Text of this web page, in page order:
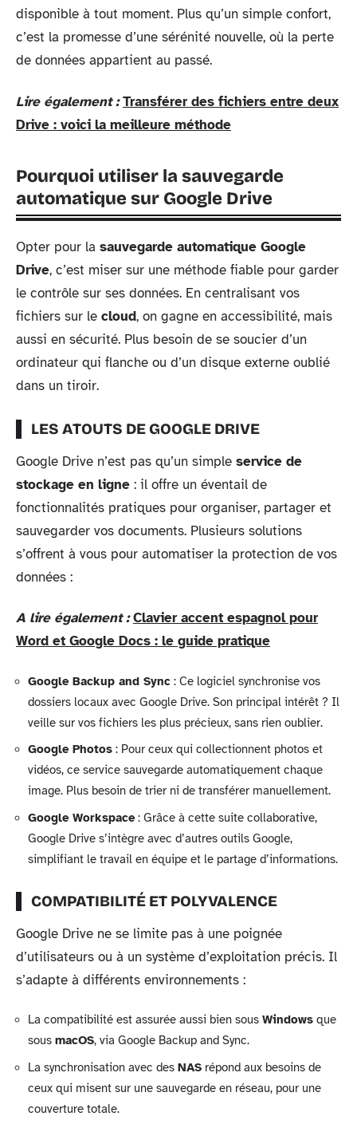
disponible à tout moment. Plus qu’un simple confort,
c’est la promesse d’une sérénité nouvelle, où la perte
de données appartient au passé.
Lire également : Transférer des fichiers entre deux
Drive : voici la meilleure méthode
Pourquoi utiliser la sauvegarde
automatique sur Google Drive
Opter pour la sauvegarde automatique Google
Drive, c’est miser sur une méthode fiable pour garder
le contrôle sur ses données. En centralisant vos
fichiers sur le cloud, on gagne en accessibilité, mais
aussi en sécurité. Plus besoin de se soucier d’un
ordinateur qui flanche ou d’un disque externe oublié
dans un tiroir.
LES ATOUTS DE GOOGLE DRIVE
Google Drive n’est pas qu’un simple service de
stockage en ligne : il offre un éventail de
fonctionnalités pratiques pour organiser, partager et
sauvegarder vos documents. Plusieurs solutions
s’offrent à vous pour automatiser la protection de vos
données :
A lire également : Clavier accent espagnol pour
Word et Google Docs : le guide pratique
Google Backup and Sync : Ce logiciel synchronise vos
dossiers locaux avec Google Drive. Son principal intérêt ? Il
veille sur vos fichiers les plus précieux, sans rien oublier.
Google Photos : Pour ceux qui collectionnent photos et
vidéos, ce service sauvegarde automatiquement chaque
image. Plus besoin de trier ni de transférer manuellement.
Google Workspace: Grâce à cette suite collaborative,
Google Drive s’intègre avec d’autres outils Google,
simplifiant le travail en équipe et le partage d’informations.
COMPATIBILITÉ ET POLYVALENCE
Google Drive ne se limite pas à une poignée
d’utilisateurs ou à un système d’exploitation précis. Il
s’adapte à différents environnements :
La compatibilité est assurée aussi bien sous Windows que
sous macOS, via Google Backup and Sync.
La synchronisation avec des NAS répond aux besoins de
ceux qui misent sur une sauvegarde en réseau, pour une
couverture totale.